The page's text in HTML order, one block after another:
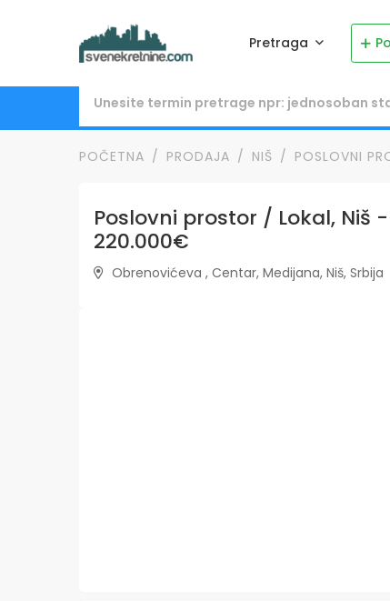
Pretraga
POČETNA PRODAJA NIŠ POSLOVNI
Poslovni prostor / Lokal, Niš -
220.000€
Obrenovićeva , Centar, Medijana, Niš, Srbija